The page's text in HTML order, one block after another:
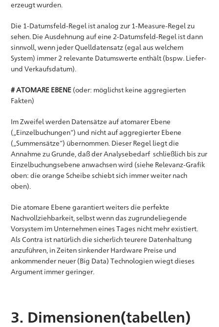
erzeugt wurden.
Die 1-Datumsfeld-Regel ist analog zur 1-Measure-Regel zu
sehen. Die Ausdehnung auf eine 2-Datumsfeld-Regel ist dann
sinnvoll, wenn jeder Quelldatensatz (egal aus welchem
System) immer 2 relevante Datumswerte enthält (bspw. Liefer-
und Verkaufsdatum).
# ATOMARE EBENE (oder: möglichst keine aggregierten
Fakten)
Im Zweifel werden Datensätze auf atomarer Ebene
(„Einzelbuchungen“) und nicht auf aggregierter Ebene
(„Summensätze“) übernommen. Dieser Regel liegt die
Annahme zu Grunde, daß der Analysebedarf schließlich bis zur
Einzelbuchungsebene anwachsen wird (siehe Relevanz-Grafik
oben: die orange Scheibe schiebt sich immer weiter nach
oben).
Die atomare Ebene garantiert weiters die perfekte
Nachvollziehbarkeit, selbst wenn das zugrundeliegende
Vorsystem im Unternehmen eines Tages nicht mehr existiert.
Als Contra ist natürlich die sicherlich teurere Datenhaltung
anzuführen, in Zeiten sinkender Hardware Preise und
ankommender neuer (Big Data) Technologien wiegt dieses
Argument immer geringer.
3. Dimensionen(tabellen)